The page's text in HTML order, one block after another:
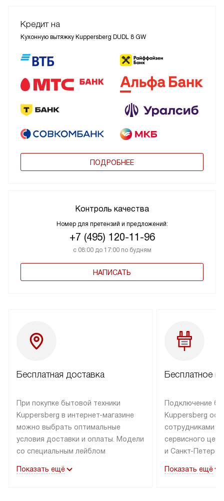
Кредит на
Кухонную вытяжку Kuppersberg DUDL 8 GW
ПОДРОБНЕЕ
Контроль качества
Номер для претензий и предложений:
+7 (495) 120-11-96
с 08:00 до 17:00 по будням
НАПИСАТЬ
Бесплатная доставка
При покупке бытовой техники
Kuppersberg в интернет-магазине
можно выбрать оптимальные
условия доставки и оплаты. Модели
со специальным лейблом
в пределах МКАД до подъезда,
Показать ещё
Бесплатное
Подключение
Kuppersberg
сотрудниками
сервисного
и Санкт-
подключается к
Показать ещё